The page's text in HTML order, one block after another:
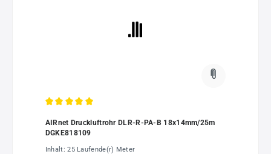
AIRnet Druckluftrohr DLR-R-PA-B 18x14mm/25m
DGKE818109
Inhalt:25 Laufende(r) Meter